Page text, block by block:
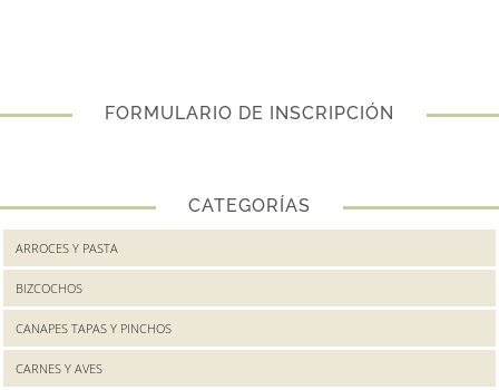
FORMULARIO DE INSCRIPCIÓN
CATEGORÍAS
ARROCES Y PASTA
BIZCOCHOS
CANAPES TAPAS Y PINCHOS
CARNES Y AVES